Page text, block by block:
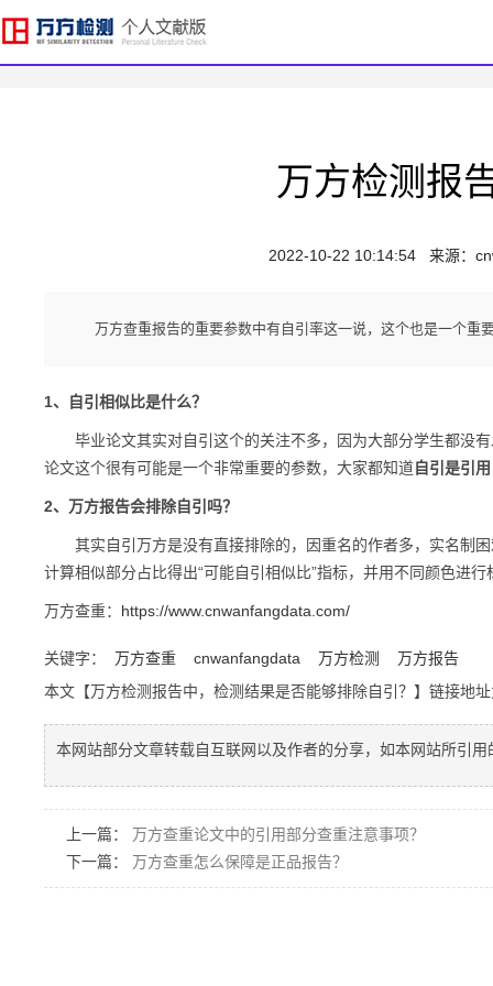
万方检测报
2022-10-22 10:14:54来源：
万方查重报告的重要参数中有自引率这一说，这个也是一个重
1、自引相似比是什么？
毕业论文其实对自引这个的关注不多，因为大部分学生都没有
论文这个很有可能是一个非常重要的参数，大家都知道自引是引
2、万方报告会排除自引吗？
其实自引万方是没有直接排除的，因重名的作者多，实名制困
计算相似部分占比得出“可能自引相似比”指标，并用不同颜色进
万方查重： https://www.cnwanfangdata.com/
关键字： 万方查重 cnwanfangdata 万方检测
万方报告
本文【万方检测报告中，检测结果是否能够排除自引？】链接地
本网站部分文章转载自互联网以及作者的分享，如本网站所引
上一篇： 万方查重论文中的引用部分查重注意事项？
下一篇： 万方查重怎么保障是正品报告？